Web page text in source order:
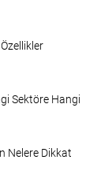
Sektöre Hangi
Nelere Dikkat